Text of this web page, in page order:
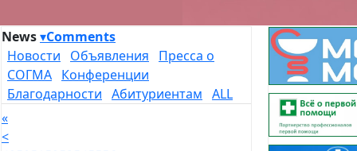
News▾Comments
Новости
Объявления
Пресса о
СОГМА Конференции
Благодарности Абитуриентам ALL
«
<